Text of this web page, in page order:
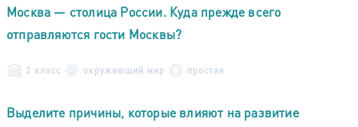
Москва — столица России. Куда прежде всего
отправляются гости Москвы?
2 класс окружающий мир простая
Выделите причины, которые влияют на развитие